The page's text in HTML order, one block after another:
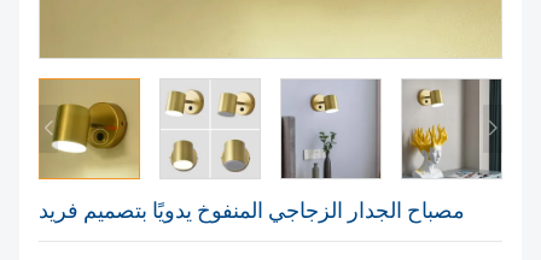
مصباح الجدار الزجاجي المنفوخ يدويًا بتصميم فريد